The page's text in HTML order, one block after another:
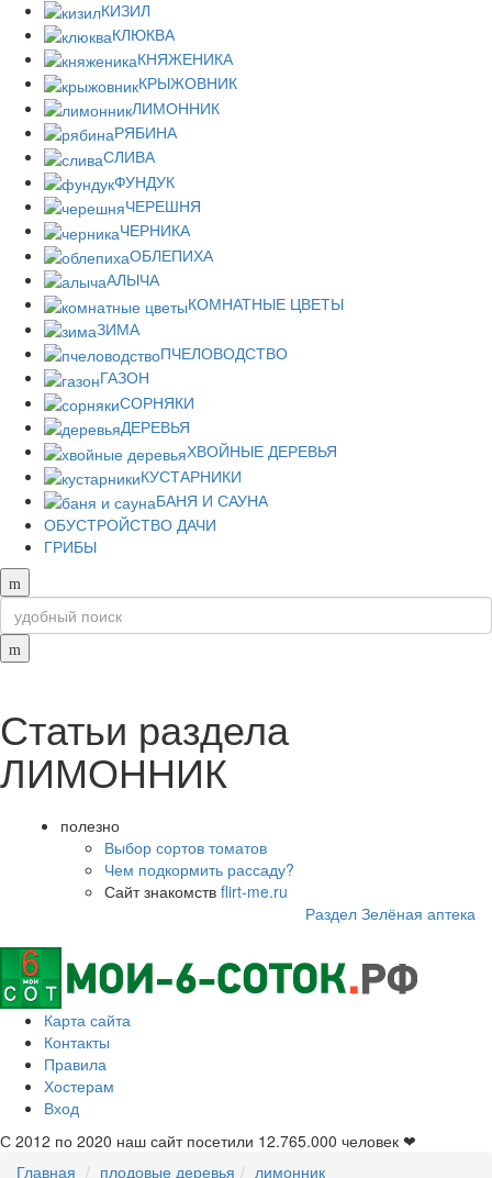
КИЗИЛ
КЛЮКВА
КНЯЖЕНИКА
КРЫЖОВНИК
ЛИМОННИК
РЯБИНА
СЛИВА
ФУНДУК
ЧЕРЕШНЯ
ЧЕРНИКА
ОБЛЕПИХА
АЛЫЧА
КОМНАТНЫЕ ЦВЕТЫ
ЗИМА
ПЧЕЛОВОДСТВО
ГАЗОН
СОРНЯКИ
ДЕРЕВЬЯ
ХВОЙНЫЕ ДЕРЕВЬЯ
КУСТАРНИКИ
БАНЯ И САУНА
ОБУСТРОЙСТВО ДАЧИ
ГРИБЫ
Статьи раздела
ЛИМОННИК
полезно
Выбор сортов томатов
Чем подкормить рассаду?
Сайт знакомств flirt-me.ru
Раздел Зелёная аптека
Карта сайта
Контакты
Правила
Хостерам
Вход
С 2012 по 2020 наш сайт посетили 12.765.000 человек ❤
Главная
плодовые деревья лимонник